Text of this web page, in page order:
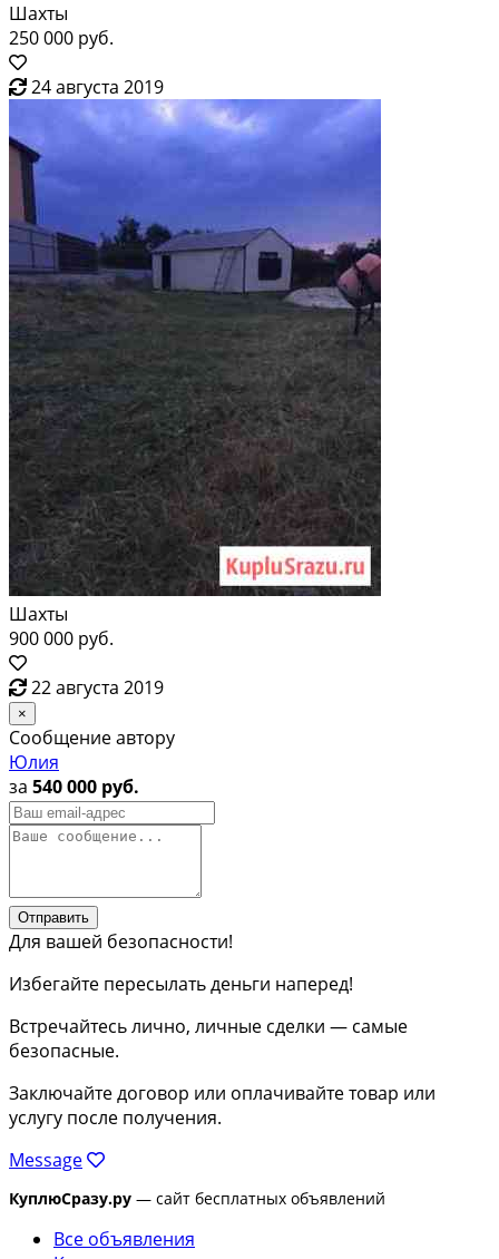
Шахты
250 000 руб.
24 августа 2019
Шахты
900 000 руб.
22 августа 2019
×
Сообщение автору
Юлия
за 540 000 руб.
Отправить
Для вашей безопасности!
Избегайте пересылать деньги наперед!
Встречайтесь лично, личные сделки — самые
безопасные.
Заключайте договор или оплачивайте товар или
услугу после получения.
Message
КуплюСразу.ру — сайт бесплатных объявлений
Все объявления